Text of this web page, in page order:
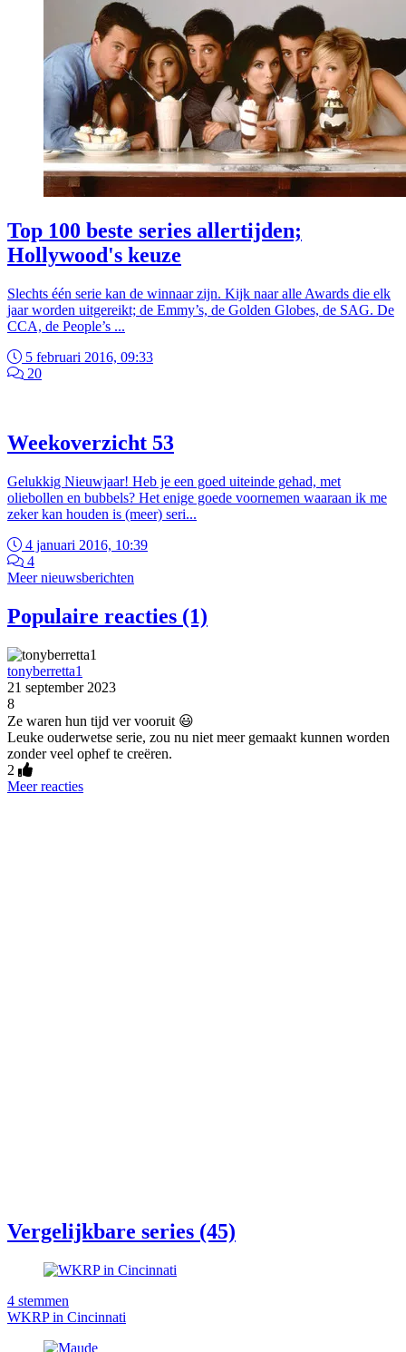
Top 100 beste series allertijden;
Hollywood's keuze
Slechts één serie kan de winnaar zijn. Kijk naar alle Awards die elk
jaar worden uitgereikt; de Emmy’s, de Golden Globes, de SAG. De
CCA, de People’s ...
5 februari 2016, 09:33
20
Weekoverzicht 53
Gelukkig Nieuwjaar! Heb je een goed uiteinde gehad, met
oliebollen en bubbels? Het enige goede voornemen waaraan ik me
zeker kan houden is (meer) seri...
4 januari 2016, 10:39
4
Meer nieuwsberichten
Populaire reacties (1)
tonyberretta1
21 september 2023
8
Ze waren hun tijd ver vooruit 😃
Leuke ouderwetse serie, zou nu niet meer gemaakt kunnen worden
zonder veel ophef te creëren.
2
Meer reacties
Vergelijkbare series (45)
4 stemmen
WKRP in Cincinnati